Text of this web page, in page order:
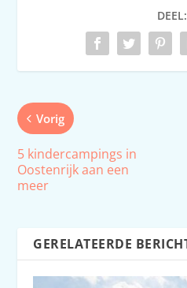
DEEL:
Vorig
5 kindercampings in
Oostenrijk aan een
meer
GERELATEERDE